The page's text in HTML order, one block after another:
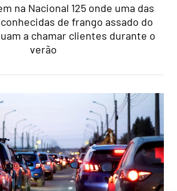
na Nacional 125 onde uma das
de frango assado do
a chamar clientes durante o
verão